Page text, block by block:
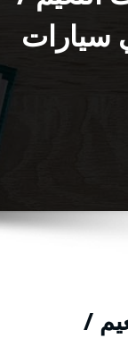
سيارات
/